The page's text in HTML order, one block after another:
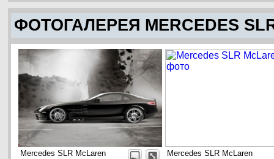
ФОТОГАЛЕРЕЯ MERCEDES
Mercedes SLR McLaren Mercedes SLR McLaren